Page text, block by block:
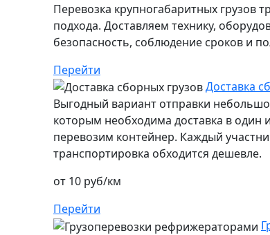
Перевозка крупногабаритных грузов
подхода. Доставляем технику,
безопасность, соблюдение сроков и
Перейти
Доставка
Выгодный вариант отправки
которым необходима доставка в один
перевозим контейнер. Каждый
транспортировка обходится дешевле.
от 10 руб/км
Перейти